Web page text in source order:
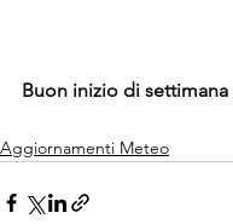
Buon inizio di settimana
Aggiornamenti Meteo